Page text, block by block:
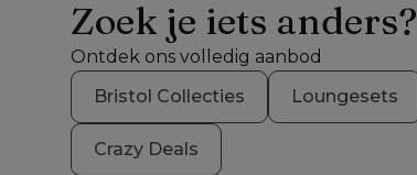
Zoek je iets anders?
Ontdek ons volledig aanbod
Bristol Collecties
Loungesets
Crazy Deals